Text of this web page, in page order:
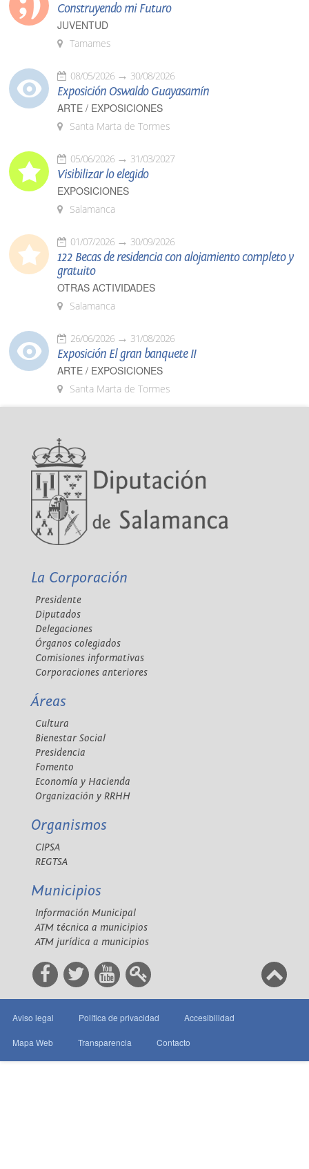
Construyendo mi Futuro
JUVENTUD
Tamames
08/05/2026 30/08/2026
Exposición Oswaldo Guayasamín
ARTE / EXPOSICIONES
Santa Marta de Tormes
05/06/2026 31/03/2027
Visibilizar lo elegido
EXPOSICIONES
Salamanca
01/07/2026 30/09/2026
122 Becas de residencia con alojamiento completo y
gratuito
OTRAS ACTIVIDADES
Salamanca
26/06/2026 31/08/2026
Exposición El gran banquete II
ARTE / EXPOSICIONES
Santa Marta de Tormes
La Corporación
Presidente
Diputados
Delegaciones
Órganos colegiados
Comisiones informativas
Corporaciones anteriores
Áreas
Cultura
Bienestar Social
Presidencia
Fomento
Economía y Hacienda
Organización y RRHH
Organismos
CIPSA
REGTSA
Municipios
Información Municipal
ATM técnica a municipios
ATM jurídica a municipios
Aviso legal Política de privacidad Accesibilidad
Mapa Web Transparencia Contacto